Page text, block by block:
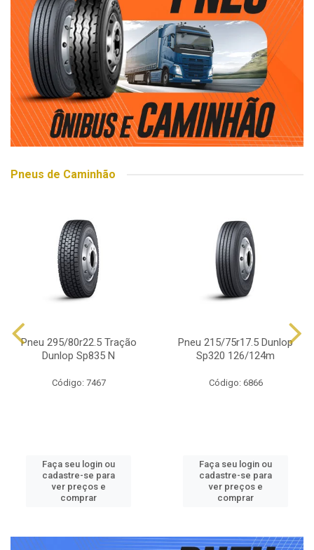
Pneus de Caminhão
Pneu 295/80r22.5 Tração
Dunlop Sp835 N
Código: 7467
Faça seu login ou
cadastre-se para
ver preços e
comprar
Pneu 215/75r17.5 Dunlop
Sp320 126/124m
Código: 6866
Faça seu login ou
cadastre-se para
ver preços e
comprar